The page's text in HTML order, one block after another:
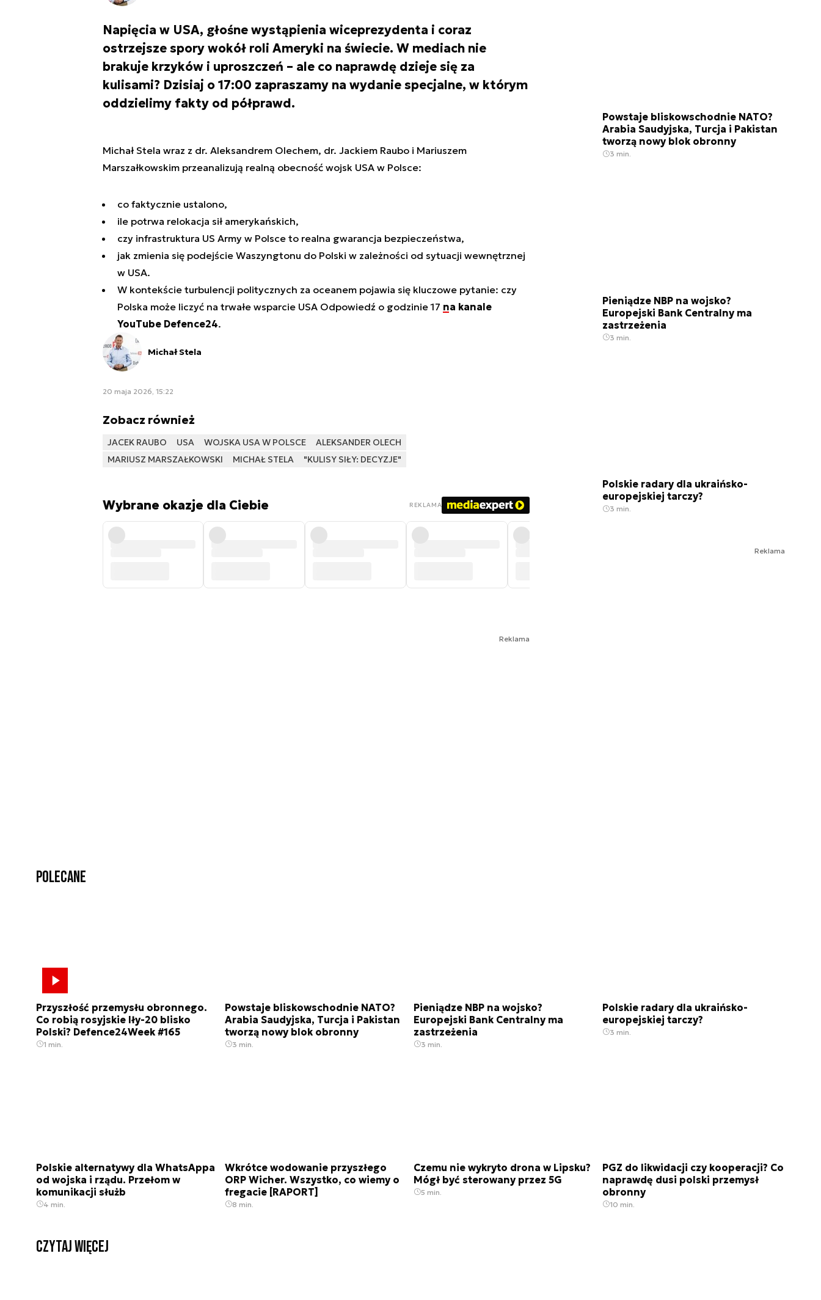
Napięcia w USA, głośne wystąpienia wiceprezydenta i coraz
ostrzejsze spory wokół roli Ameryki na świecie. W mediach nie
brakuje krzyków i uproszczeń – ale co naprawdę dzieje się za
kulisami? Dzisiaj o 17:00 zapraszamy na wydanie specjalne, w którym
oddzielimy fakty od półprawd.
Michał Stela wraz z dr. Aleksandrem Olechem, dr. Jackiem Raubo i Mariuszem
Marszałkowskim przeanalizują realną obecność wojsk USA w Polsce:
co faktycznie ustalono,
ile potrwa relokacja sił amerykańskich,
czy infrastruktura US Army w Polsce to realna gwarancja bezpieczeństwa,
jak zmienia się podejście Waszyngtonu do Polski w zależności od sytuacji wewnętrznej
w USA.
W kontekście turbulencji politycznych za oceanem pojawia się kluczowe pytanie: czy
Polska może liczyć na trwałe wsparcie USA Odpowiedź o godzinie 17 na kanale
YouTube Defence24.
Michał Stela
20 maja 2026, 15:22
Zobacz również
JACEK RAUBO USA WOJSKA USA W POLSCE
ALEKSANDER OLECH
MARIUSZ MARSZAŁKOWSKI
MICHAŁ STELA "KULISY SIŁY: DECYZJE"
Wybrane okazje dla Ciebie REKLAMA
Reklama
Powstaje bliskowschodnie NATO?
Arabia Saudyjska, Turcja i Pakistan
tworzą nowy blok obronny
3 min.
Pieniądze NBP na wojsko?
Europejski Bank Centralny ma
zastrzeżenia
3 min.
Polskie radary dla ukraińsko-
europejskiej tarczy?
3 min.
Reklama
Polecane
Przyszłość przemysłu obronnego.
Co robią rosyjskie Iły-20 blisko
Polski? Defence24Week #165
1 min.
Powstaje bliskowschodnie NATO?
Arabia Saudyjska, Turcja i Pakistan
tworzą nowy blok obronny
3 min.
Pieniądze NBP na wojsko?
Europejski Bank Centralny ma
zastrzeżenia
3 min.
Polskie radary dla ukraińsko-
europejskiej tarczy?
3 min.
Polskie alternatywy dla WhatsAppa
od wojska i rządu. Przełom w
komunikacji służb
4 min.
Wkrótce wodowanie przyszłego
ORP Wicher. Wszystko, co wiemy o
fregacie [RAPORT]
8 min.
Czemu nie wykryto drona w Lipsku?
Mógł być sterowany przez 5G
5 min.
PGZ do likwidacji czy kooperacji? Co
naprawdę dusi polski przemysł
obronny
10 min.
czytaj więcej